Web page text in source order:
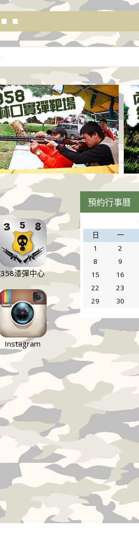
預約行事曆
日
一
1
2
8
9
15
16
22
23
29
30
358漆彈中心
Instagram